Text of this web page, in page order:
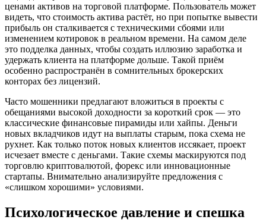
ценами активов на торговой платформе. Пользователь может
видеть, что стоимость актива растёт, но при попытке вывести
прибыль он сталкивается с техническими сбоями или
изменением котировок в реальном времени. На самом деле
это подделка данных, чтобы создать иллюзию заработка и
удержать клиента на платформе дольше. Такой приём
особенно распространён в сомнительных брокерских
конторах без лицензий.
Часто мошенники предлагают вложиться в проекты с
обещаниями высокой доходности за короткий срок — это
классические финансовые пирамиды или хайпы. Деньги
новых вкладчиков идут на выплаты старым, пока схема не
рухнет. Как только поток новых клиентов иссякает, проект
исчезает вместе с деньгами. Такие схемы маскируются под
торговлю криптовалютой, форекс или инновационные
стартапы. Внимательно анализируйте предложения с
«слишком хорошими» условиями.
Психологическое давление и спешка